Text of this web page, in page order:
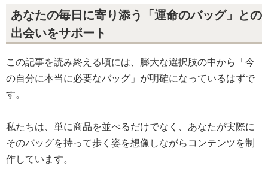
あなたの毎日に寄り添う「運命のバッグ」との
出会いをサポート
この記事を読み終える頃には、膨大な選択肢の中から「今
の自分に本当に必要なバッグ」が明確になっているはずで
す。
私たちは、単に商品を並べるだけでなく、あなたが実際に
そのバッグを持って歩く姿を想像しながらコンテンツを制
作しています。